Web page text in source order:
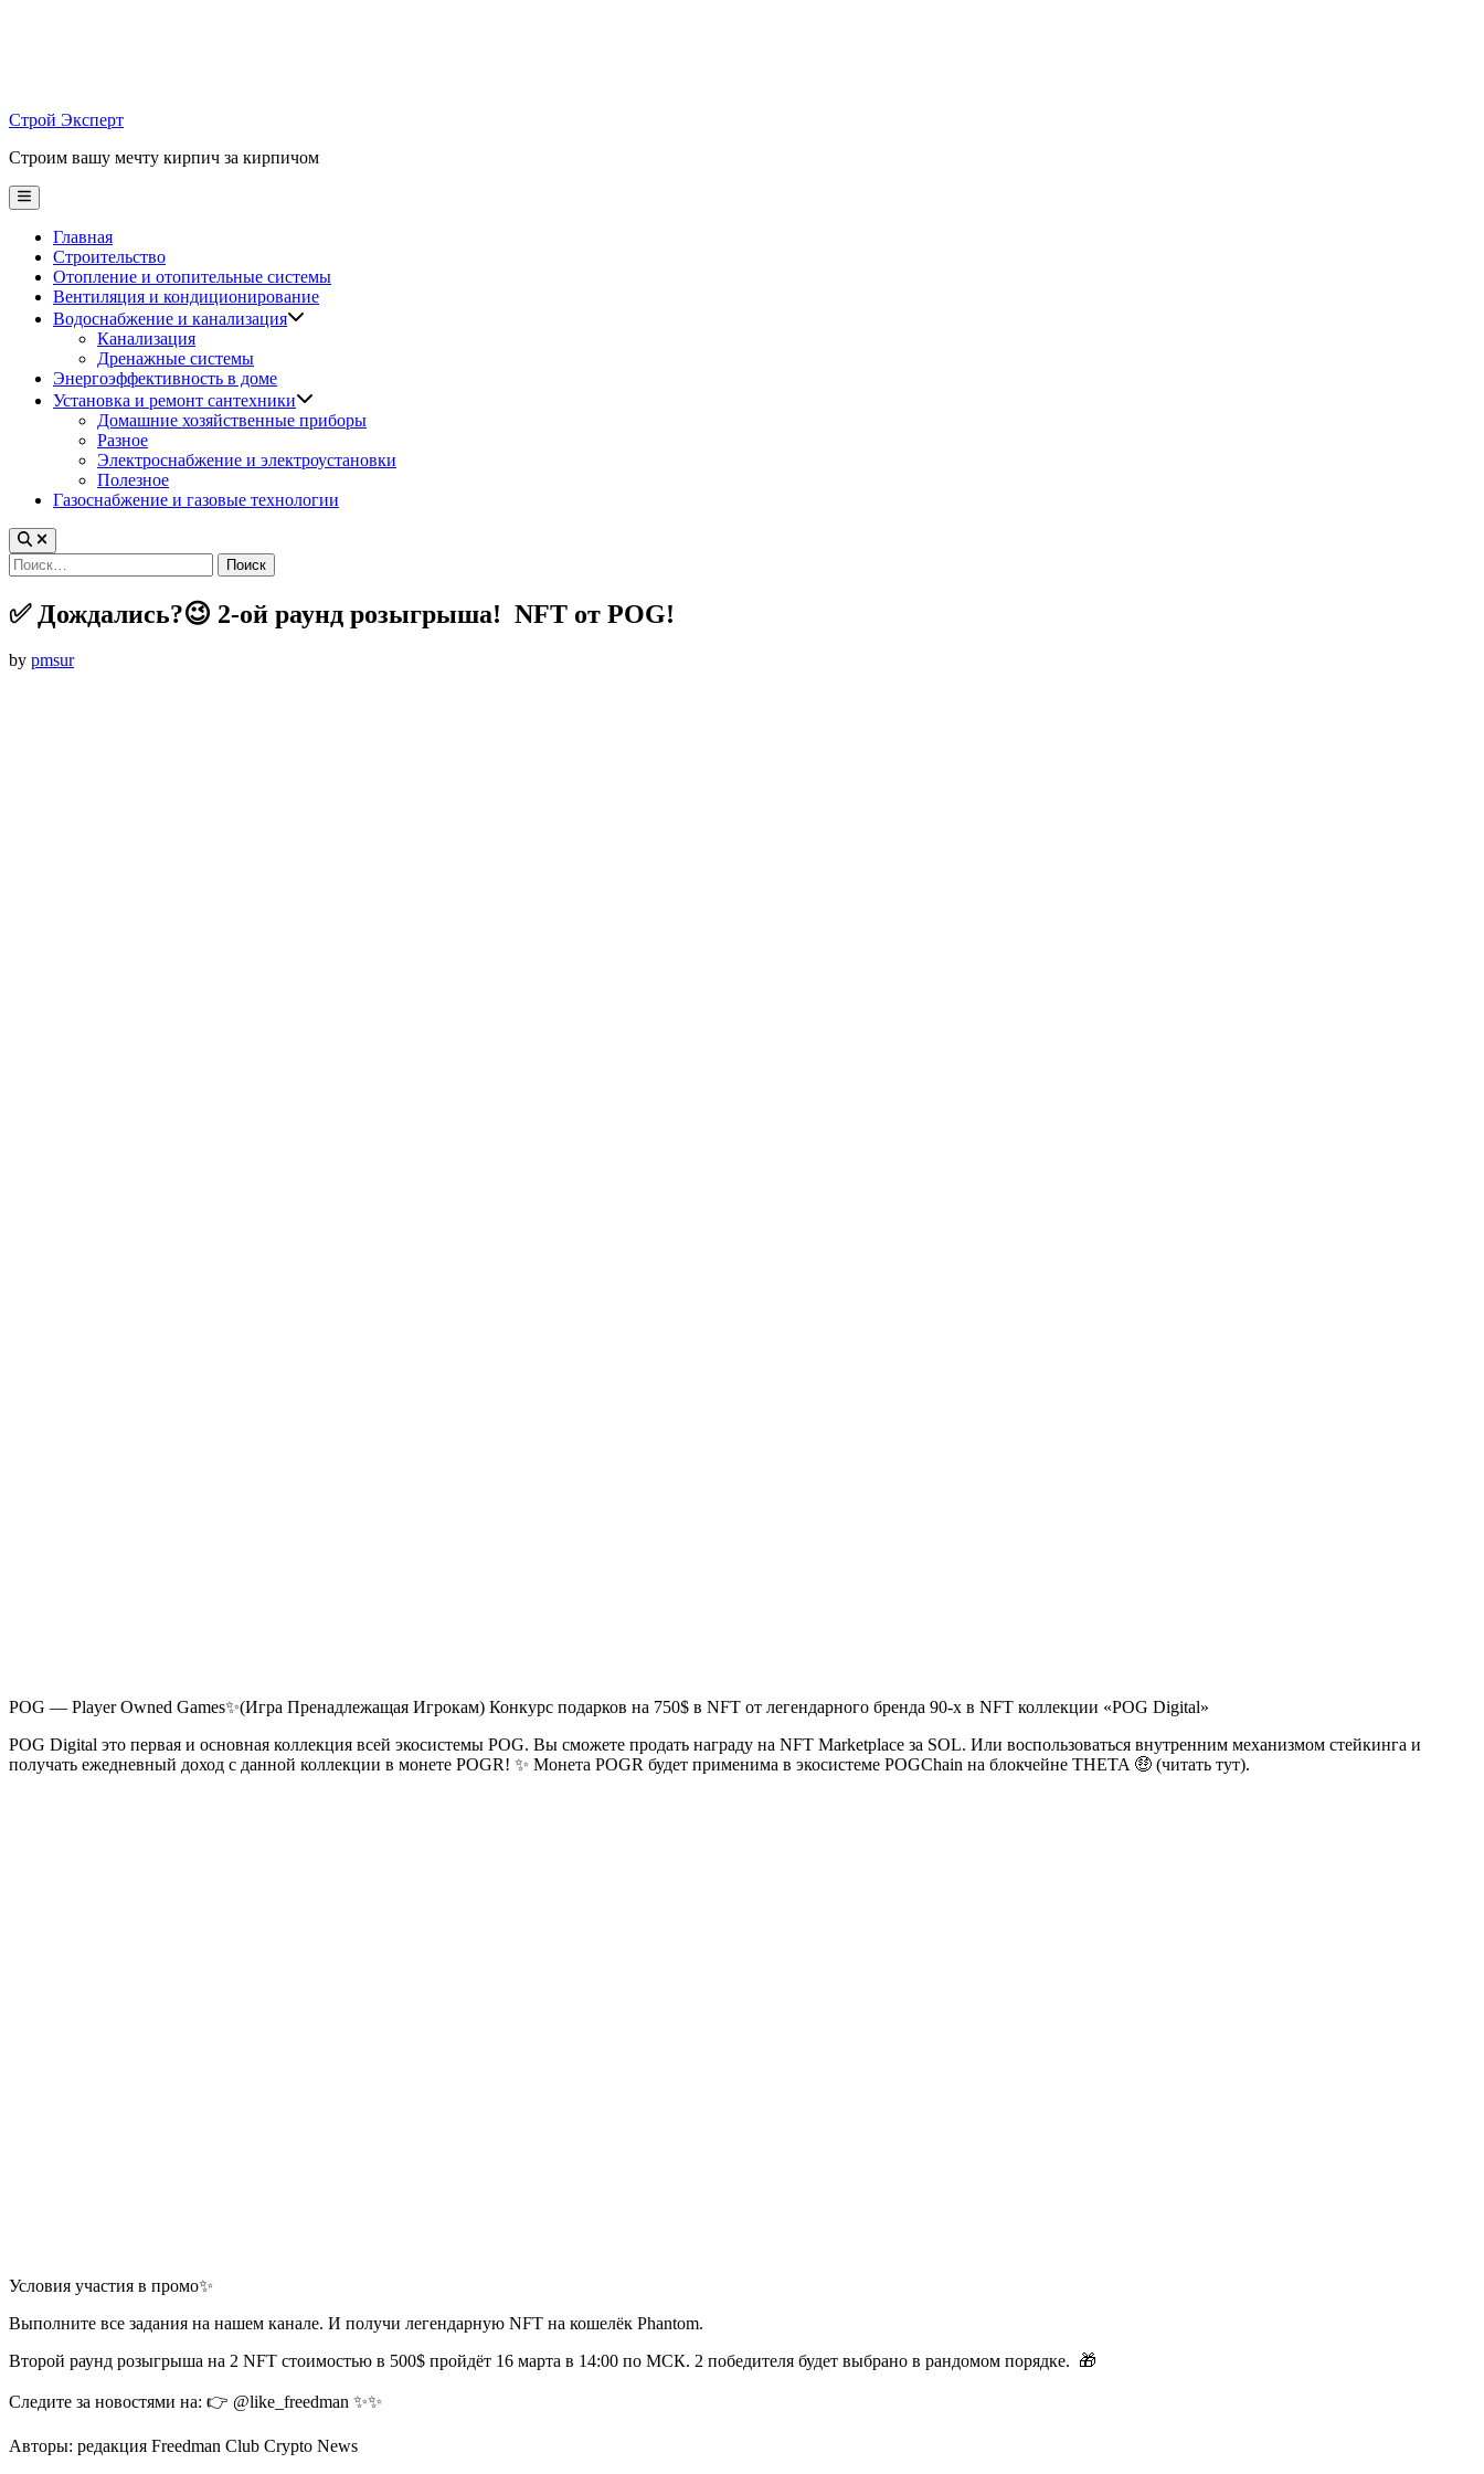
Строй Эксперт
Строим вашу мечту кирпич за кирпичом
Main
Menu
Главная
Строительство
Отопление и отопительные системы
Вентиляция и кондиционирование
Водоснабжение и канализация
Канализация
Дренажные системы
Энергоэффективность в доме
Установка и ремонт сантехники
Домашние хозяйственные приборы
Разное
Электроснабжение и электроустановки
Полезное
Газоснабжение и газовые технологии
Найти:
✅ Дождались?😉 2-ой раунд розыгрыша! NFT от POG!
by pmsur
POG — Player Owned Games✨(Игра Пренадлежащая Игрокам) Конкурс подарков на 750$ в NFT от легендарного бренда 90-х в NFT коллекции «POG Digital»
POG Digital это первая и основная коллекция всей экосистемы POG. Вы сможете продать награду на NFT Marketplace за SOL. Или воспользоваться внутренним механизмом стейкинга и
получать ежедневный доход с данной коллекции в монете POGR! ✨ Монета POGR будет применима в экосистеме POGChain на блокчейне THETA 🤑 (читать тут).
Условия участия в промо✨
Выполните все задания на нашем канале. И получи легендарную NFT на кошелёк Phantom.
Второй раунд розыгрыша на 2 NFT стоимостью в 500$ пройдёт 16 марта в 14:00 по МСК. 2 победителя будет выбрано в рандомом порядке. 🎁
Следите за новостями на: 👉 @like_freedman ✨✨
Авторы: редакция Freedman Сlub Crypto News